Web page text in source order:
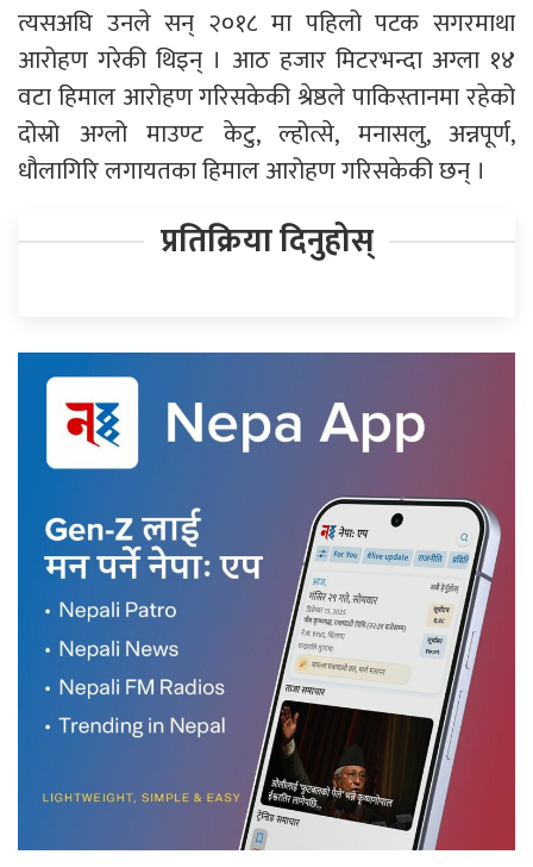
त्यसअघि उनले सन् २०१८ मा पहिलो पटक सगरमाथा
आरोहण गरेकी थिइन् । आठ हजार मिटरभन्दा अग्ला १४
वटा हिमाल आरोहण गरिसकेकी श्रेष्ठले पाकिस्तानमा रहेको
दोस्रो अग्लो माउण्ट केटु, ल्होत्से, मनासलु, अन्नपूर्ण,
धौलागिरि लगायतका हिमाल आरोहण गरिसकेकी छन् ।
प्रतिक्रिया दिनुहोस्